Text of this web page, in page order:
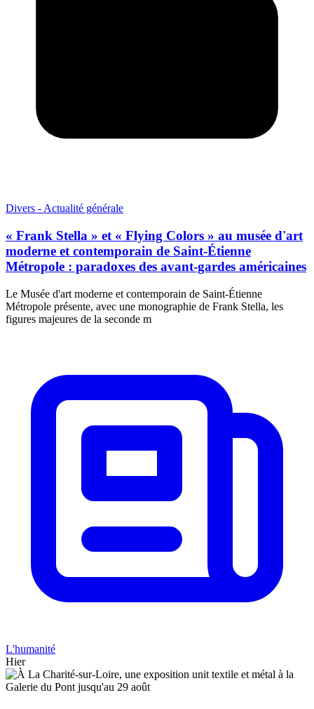
Divers - Actualité générale
« Frank Stella » et « Flying Colors » au musée d'art
moderne et contemporain de Saint-Étienne
Métropole : paradoxes des avant-gardes américaines
Le Musée d'art moderne et contemporain de Saint-Étienne
Métropole présente, avec une monographie de Frank Stella, les
figures majeures de la seconde m
L'humanité
Hier